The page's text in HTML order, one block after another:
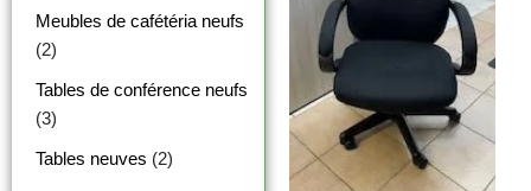
Meubles de cafétéria neufs
(2)
Tables de conférence neufs
(3)
Tables neuves (2)